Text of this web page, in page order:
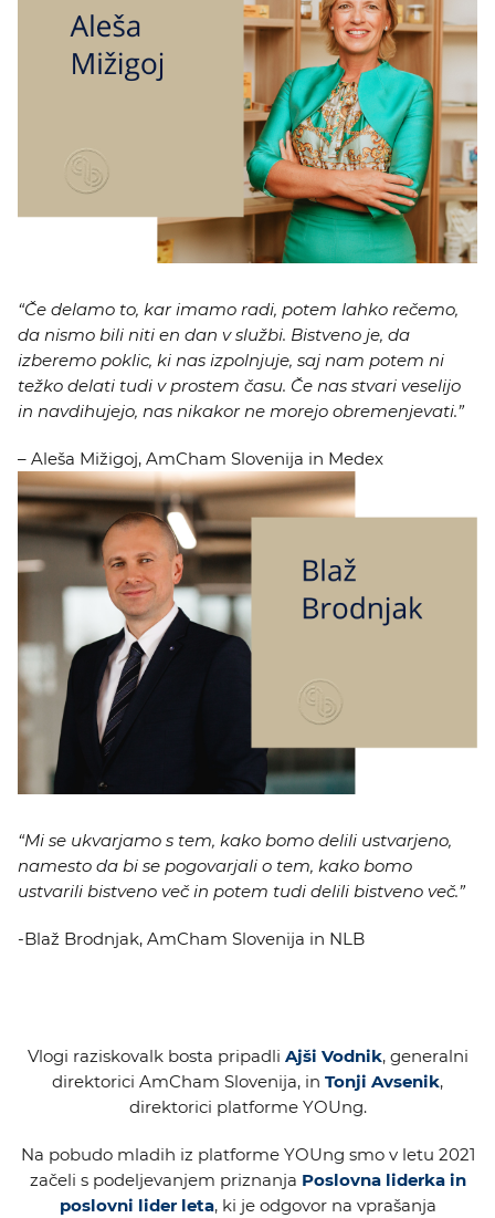
“Če delamo to, kar imamo radi, potem lahko rečemo,
da nismo bili niti en dan v službi. Bistveno je, da
izberemo poklic, ki nas izpolnjuje, saj nam potem ni
težko delati tudi v prostem času. Če nas stvari veselijo
in navdihujejo, nas nikakor ne morejo obremenjevati.”
– Aleša Mižigoj, AmCham Slovenija in Medex
“Mi se ukvarjamo s tem, kako bomo delili ustvarjeno,
namesto da bi se pogovarjali o tem, kako bomo
ustvarili bistveno več in potem tudi delili bistveno več.”
-Blaž Brodnjak, AmCham Slovenija in NLB
Vlogi raziskovalk bosta pripadli Ajši Vodnik, generalni
direktorici AmCham Slovenija, in Tonji Avsenik,
direktorici platforme YOUng.
Na pobudo mladih iz platforme YOUng smo v letu 2021
začeli s podeljevanjem priznanja Poslovna liderka in
poslovni lider leta, ki je odgovor na vprašanja